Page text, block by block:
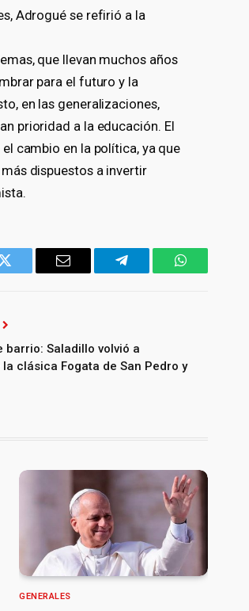
Adrogué se refirió a la
que llevan muchos años
para el futuro y la
en las generalizaciones,
prioridad a la educación. El
cambio en la política, ya que
dispuestos a invertir
Twitter Email Telegram WhatsApp
barrio: Saladillo volvió a
clásica Fogata de San Pedro y
GENERALES